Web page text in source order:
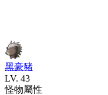
黑豪豬
LV. 43
怪物屬性